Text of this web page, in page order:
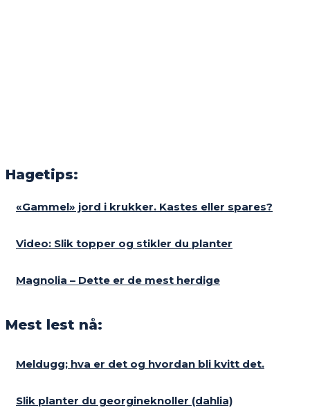
Hagetips:
«Gammel» jord i krukker. Kastes eller spares?
Video: Slik topper og stikler du planter
Magnolia – Dette er de mest herdige
Mest lest nå:
Meldugg; hva er det og hvordan bli kvitt det.
Slik planter du georgineknoller (dahlia)